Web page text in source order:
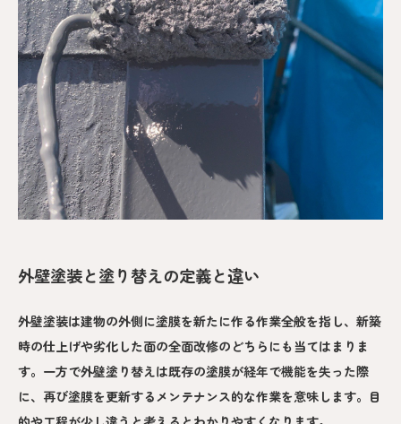
外壁塗装と塗り替えの定義と違い
外壁塗装は建物の外側に塗膜を新たに作る作業全般を指し、新築
時の仕上げや劣化した面の全面改修のどちらにも当てはまりま
す。一方で外壁塗り替えは既存の塗膜が経年で機能を失った際
に、再び塗膜を更新するメンテナンス的な作業を意味します。目